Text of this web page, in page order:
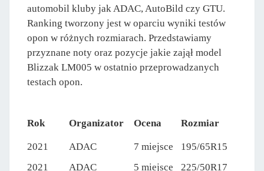
automobil kluby jak ADAC, AutoBild czy GTU.
Ranking tworzony jest w oparciu wyniki testów
opon w różnych rozmiarach. Przedstawiamy
przyznane noty oraz pozycje jakie zajął model
Blizzak LM005 w ostatnio przeprowadzanych
testach opon.
Rok Organizator Ocena Rozmiar
2021 ADAC 7 miejsce
195/65R15
2021
ADAC 5 miejsce
225/50R17